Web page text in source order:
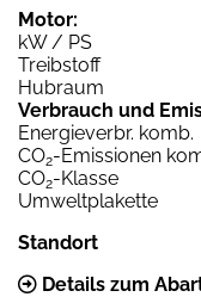
Motor:
kW / PS
Treibstoff
Hubraum
Verbrauch und
Energieverbr. komb.
CO2-Emissionen
CO2-Klasse
Umweltplakette
Standort
Details zum